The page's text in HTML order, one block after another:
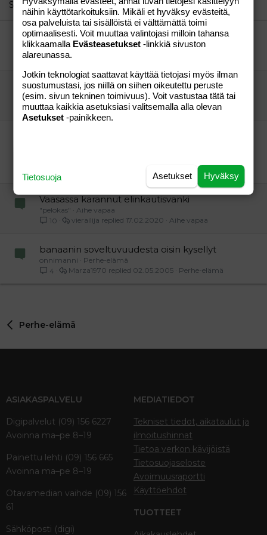
Verdana
Similar threads
Toimintaa Vaasassa
äippä80 Perhe-elämä
2
äippä80
Suosittele allergologia pääkaupunkiseudulta
Piija
Vauvat ja taaperot
4
Vauvat ja taaperot
23.11.2007
Piija
Perhe-elämä
Vaasassa karannut elinkautisvanki
"pelokas"
Aihe vapaa
10
Aihe vapaa
17.02.2020
vierailija
banaanin soveltuvuudesta oisin kysellyt
onnimanni
Perhe-elämä
4
Perhe-elämä
02.05.2005
Marza1970
Perhe-elämä
ASIAKASPALVELU
Digipalvelut (09) 156 6227
Avoinna ma–pe 8–19
Painettu lehti (09) 156 665
Avoinna ma–pe 8–19
Otavamedian vaihde (09) 156
61
Sähköposti (digi)
MEDIATIEDOT
Tekniset tiedot, aikataulut ja
ilmoitushinnat
Tietoa verkon kävijöistä
Tietosuojaseloste
Avoimuusraportti
Käyttöehdot
TUOTTEET
näihin käyttötarkoituksiin. Mikäli et hyväksy evästeitä,
osa palveluista tai sisällöistä ei välttämättä toimi
optimaalisesti. Voit muuttaa valintojasi milloin tahansa
klikkaamalla Evästeasetukset -linkkiä sivuston
alareunassa.
Jotkin teknologiat saattavat käyttää tietojasi myös ilman
suostumustasi, jos niillä on siihen oikeutettu peruste
(esim. sivun tekninen toimivuus). Voit vastustaa tätä tai
muuttaa kaikkia asetuksiasi valitsemalla alla olevan
Asetukset -painikkeen.
Hyväksy
Asetukset
Tietosuoja